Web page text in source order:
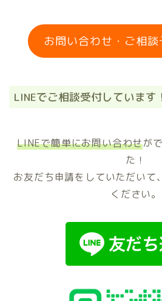
お問い合わせ・ご相
LINEでご相談受付しています！
LINEで簡単にお問い合わせが
た！
お友だち申請をしていただいて
ください。